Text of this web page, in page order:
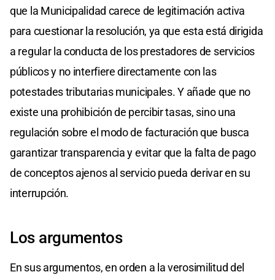
que la Municipalidad carece de legitimación activa
para cuestionar la resolución, ya que esta está dirigida
a regular la conducta de los prestadores de servicios
públicos y no interfiere directamente con las
potestades tributarias municipales. Y añade que no
existe una prohibición de percibir tasas, sino una
regulación sobre el modo de facturación que busca
garantizar transparencia y evitar que la falta de pago
de conceptos ajenos al servicio pueda derivar en su
interrupción.
Los argumentos
En sus argumentos, en orden a la verosimilitud del